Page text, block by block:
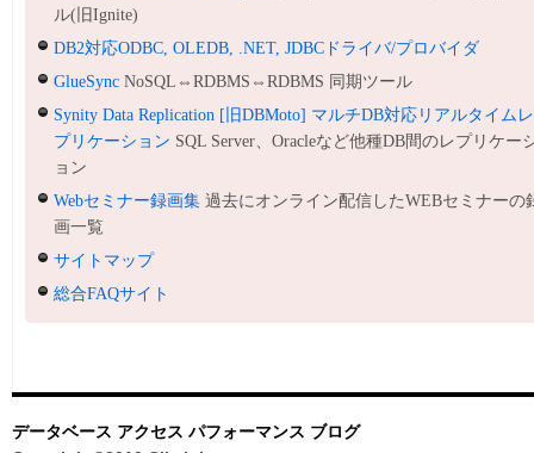
ル(旧Ignite)
DB2対応ODBC, OLEDB, .NET, JDBCドライバ/プロバイダ
GlueSync NoSQL⇔RDBMS⇔RDBMS 同期ツール
Synity Data Replication [旧DBMoto] マルチDB対応リアルタイムレ
プリケーション SQL Server、Oracleなど他種DB間のレプリケー
ョン
Webセミナー録画集 過去にオンライン配信したWEBセミナーの
画一覧
サイトマップ
総合FAQサイト
データベース アクセス パフォーマンス ブログ